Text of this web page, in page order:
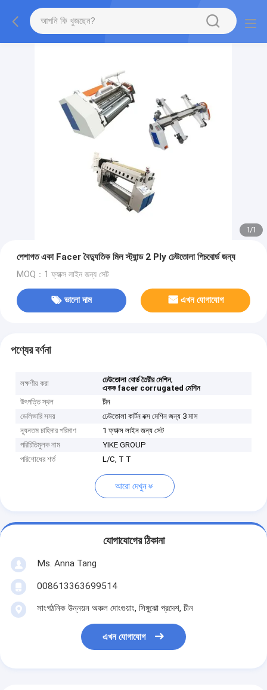
1/1
পেশাগত একা Facer বৈদ্যুতিক মিল স্ট্যান্ড 2 Ply ঢেউতোলা পিচবোর্ড জন্য
MOQ：1 ফ্যাক্স লাইন জন্য সেট
ভালো দাম এখন যোগাযোগ
পণ্যের বর্ণনা
লক্ষণীয় করা ঢেউতোলা বোর্ড তৈরীর মেশিন,
একক facer corrugated মেশিন
উৎপত্তি স্থল
চীন
ডেলিভারি সময়
ঢেউতোলা কার্টন বক্স মেশিন জন্য 3 মাস
ন্যূনতম চাহিদার পরিমাণ
1 ফ্যাক্স লাইন জন্য সেট
পরিচিতিমুলক নাম
YIKE GROUP
পরিশোধের শর্ত
L/C, T T
আরো দেখুন
যোগাযোগের ঠিকানা
Ms. Anna Tang
008613363699514
সাংগঠনিক উন্নয়ন অঞ্চল দোংগুয়াং, সিঙ্গুঝো প্রদেশ, চীন
এখন যোগাযোগ